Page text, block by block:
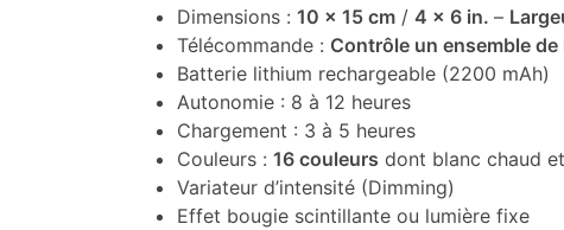
Dimensions : 10 x 15 cm/ 4 x 6 in. –
Télécommande : Contrôle un ensemble de
Batterie lithium rechargeable (2200 mAh)
Autonomie : 8 à 12 heures
Chargement : 3 à 5 heures
Couleurs : 16 couleurs dont blanc chaud
Variateur d’intensité (Dimming)
Effet bougie scintillante ou lumière fixe